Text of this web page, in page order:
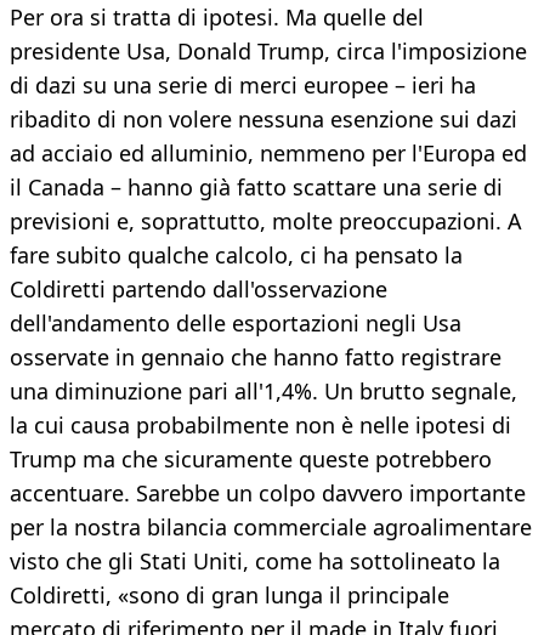
Per ora si tratta di ipotesi. Ma quelle del
presidente Usa, Donald Trump, circa l'imposizione
di dazi su una serie di merci europee – ieri ha
ribadito di non volere nessuna esenzione sui dazi
ad acciaio ed alluminio, nemmeno per l'Europa ed
il Canada – hanno già fatto scattare una serie di
previsioni e, soprattutto, molte preoccupazioni. A
fare subito qualche calcolo, ci ha pensato la
Coldiretti partendo dall'osservazione
dell'andamento delle esportazioni negli Usa
osservate in gennaio che hanno fatto registrare
una diminuzione pari all'1,4%. Un brutto segnale,
la cui causa probabilmente non è nelle ipotesi di
Trump ma che sicuramente queste potrebbero
accentuare. Sarebbe un colpo davvero importante
per la nostra bilancia commerciale agroalimentare
visto che gli Stati Uniti, come ha sottolineato la
Coldiretti, «sono di gran lunga il principale
mercato di riferimento per il made in Italy fuori